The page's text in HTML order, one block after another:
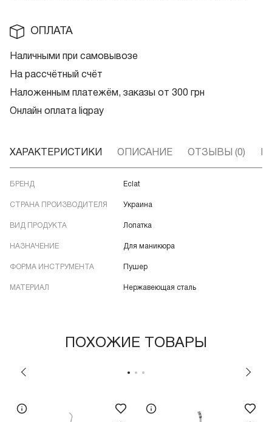
ОПЛАТА
Наличными при самовывозе
На рассчётный счёт
Наложенным платежём, заказы от 300 грн
Онлайн оплата liqpay
ХАРАКТЕРИСТИКИ ОПИСАНИЕ ОТЗЫВЫ (0)
БРЕНД Eclat
СТРАНА ПРОИЗВОДИТЕЛЯ Украина
ВИД ПРОДУКТА Лопатка
НАЗНАЧЕНИЕ Для маникюра
ФОРМА ИНСТРУМЕНТА Пушер
МАТЕРИАЛ Нержавеющая сталь
ПОХОЖИЕ ТОВАРЫ